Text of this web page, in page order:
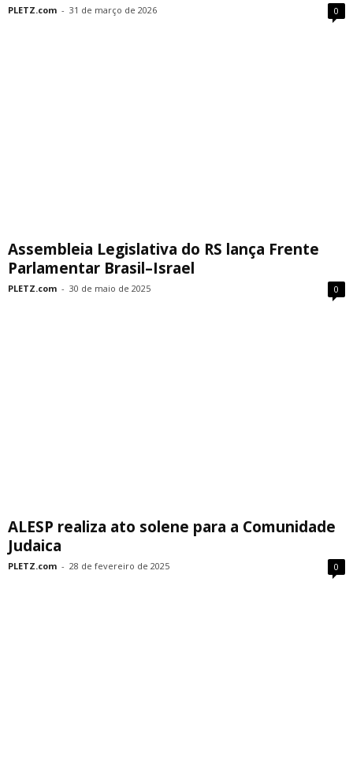
PLETZ.com - 31 de março de 2026 0
Assembleia Legislativa do RS lança Frente
Parlamentar Brasil–Israel
PLETZ.com - 30 de maio de 2025 0
ALESP realiza ato solene para a Comunidade
Judaica
PLETZ.com - 28 de fevereiro de 2025 0